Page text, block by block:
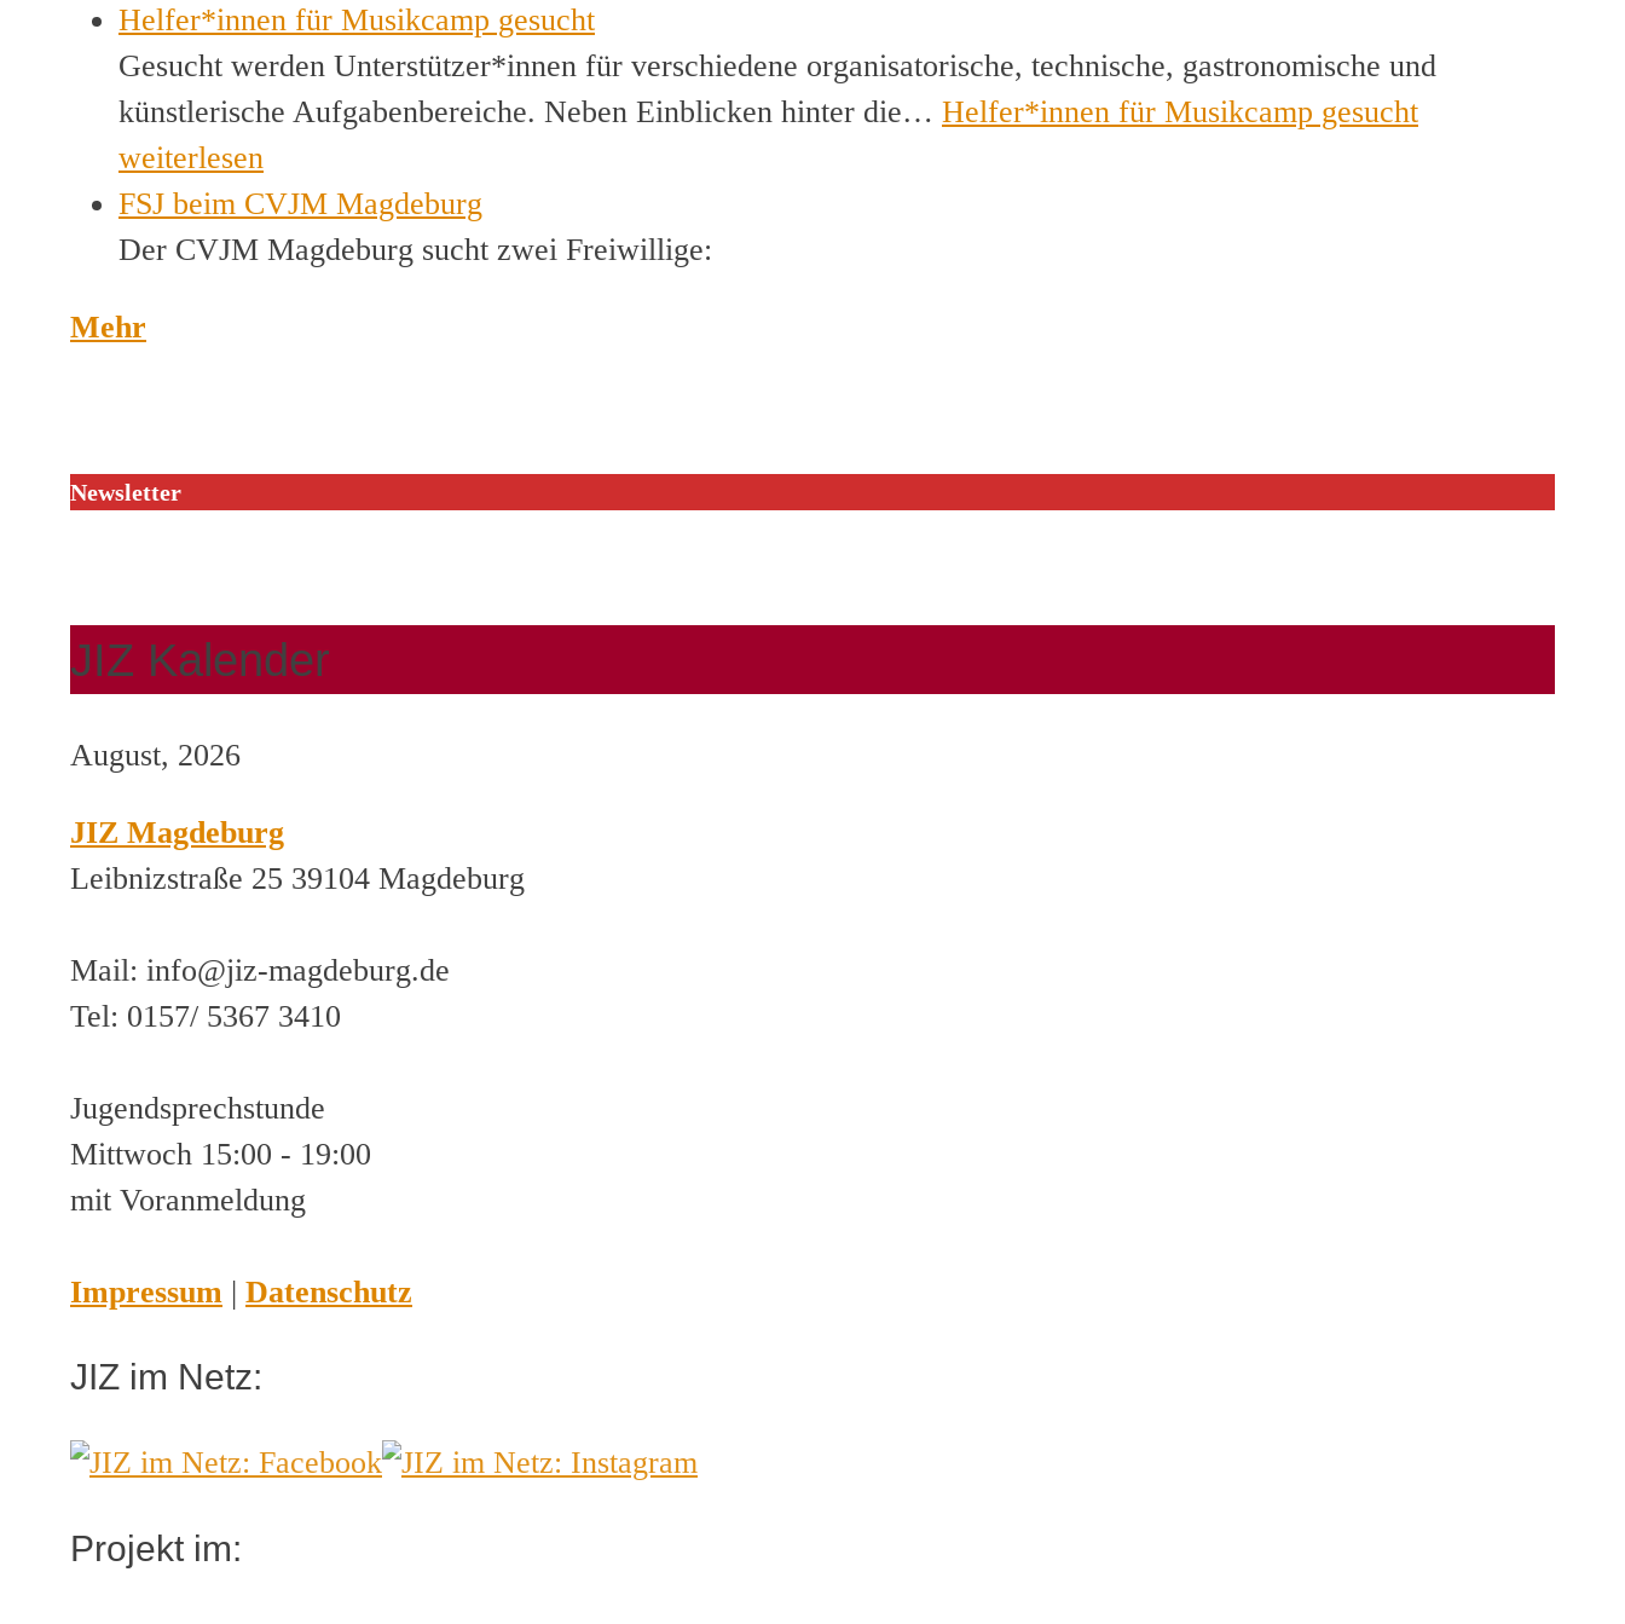
Helfer*innen für Musikcamp gesucht
Gesucht werden Unterstützer*innen für verschiedene organisatorische, technische, gastronomische und
künstlerische Aufgabenbereiche. Neben Einblicken hinter die… Helfer*innen für Musikcamp gesucht
weiterlesen
FSJ beim CVJM Magdeburg
Der CVJM Magdeburg sucht zwei Freiwillige:
Mehr
Newsletter
JIZ Kalender
August, 2026
JIZ Magdeburg
Leibnizstraße 25 39104 Magdeburg
Mail: info@jiz-magdeburg.de
Tel: 0157/ 5367 3410
Jugendsprechstunde
Mittwoch 15:00 - 19:00
mit Voranmeldung
Impressum | Datenschutz
JIZ im Netz:
Projekt im: